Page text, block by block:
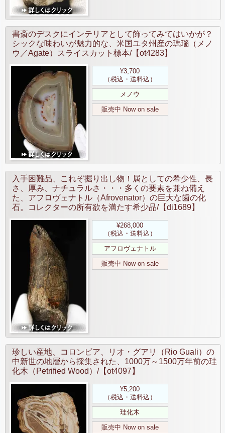
書斎のデスクにインテリアとして飾ってみてはいかが？
シックな味わいが魅力的な、米国ユタ州産の瑪瑙（メノ
ウ／Agate）スライスカット標本/【ot4283】
¥3,700
（税込・送料込）
メノウ
販売中 Now on sale
入手困難品、これぞ掘り出し物！属としての希少性、長
さ、厚み、ナチュラルさ・・・多くの要素を兼ね備え
た、アフロヴェナトル（Afrovenator）の巨大な歯の化
石。コレクターの所有欲を満たす希少品/【di1689】
¥268,000
（税込・送料込）
アフロヴェナトル
販売中 Now on sale
珍しい産地、コロンビア、リオ・グアリ（Rio Guali）の
中新世の地層から採集された、1000万～1500万年前の珪
化木（Petrified Wood）/【ot4097】
¥5,200
（税込・送料込）
珪化木
販売中 Now on sale